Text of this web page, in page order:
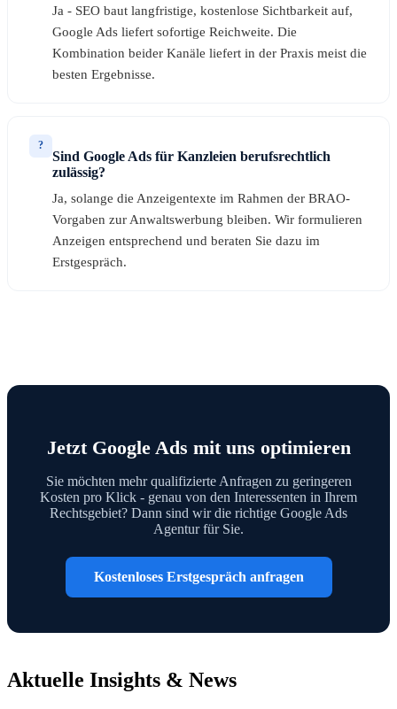
Ja - SEO baut langfristige, kostenlose Sichtbarkeit auf,
Google Ads liefert sofortige Reichweite. Die
Kombination beider Kanäle liefert in der Praxis meist die
besten Ergebnisse.
?
Sind Google Ads für Kanzleien berufsrechtlich
zulässig?
Ja, solange die Anzeigentexte im Rahmen der BRAO-
Vorgaben zur Anwaltswerbung bleiben. Wir formulieren
Anzeigen entsprechend und beraten Sie dazu im
Erstgespräch.
Jetzt Google Ads mit uns optimieren
Sie möchten mehr qualifizierte Anfragen zu geringeren
Kosten pro Klick - genau von den Interessenten in Ihrem
Rechtsgebiet? Dann sind wir die richtige Google Ads
Agentur für Sie.
Kostenloses Erstgespräch anfragen
Aktuelle Insights & News